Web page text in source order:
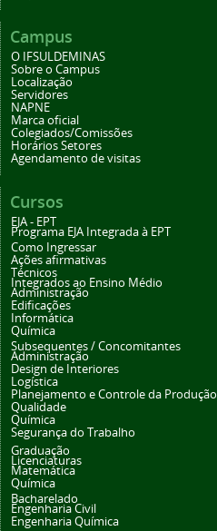
Campus
O IFSULDEMINAS
Sobre o Campus
Localização
Servidores
NAPNE
Marca oficial
Colegiados/Comissões
Horários Setores
Agendamento de visitas
Cursos
EJA - EPT
Programa EJA Integrada à EPT
Como Ingressar
Ações afirmativas
Técnicos
Integrados ao Ensino Médio
Administração
Edificações
Informática
Química
Subsequentes / Concomitantes
Administração
Design de Interiores
Logística
Planejamento e Controle da Produção
Qualidade
Química
Segurança do Trabalho
Graduação
Licenciaturas
Matemática
Química
Bacharelado
Engenharia Civil
Engenharia Química